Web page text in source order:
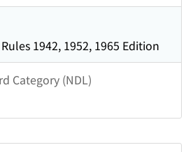
1942, 1952, 1965 Edition
Category (NDL)